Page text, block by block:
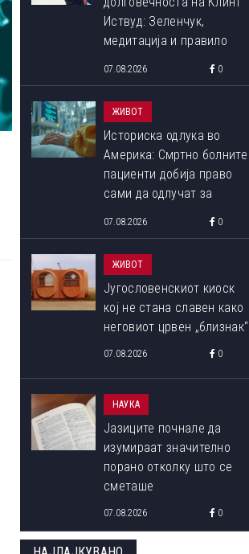
Иствуд: Зеленчук,
медитација и правило
07.08.2026 0
ЖИВОТ
Историска одлука во
Америка: Смртно болните
пациенти добија право
сами да одлучат за
07.08.2026 0
ЖИВОТ
Југословенскиот киоск
кој не стана славен како
неговиот црвен „близнак“
07.08.2026 0
НАУКА
Јазиците почнале да
изумираат значително
порано отколку што се
сметаше
07.08.2026 0